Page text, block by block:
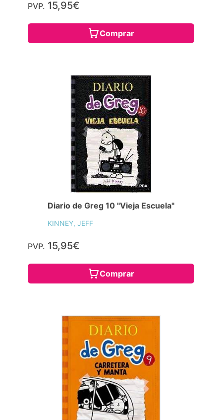
PVP. 15,95€
Comprar
Diario de Greg 10 "Vieja Escuela"
KINNEY, JEFF
PVP. 15,95€
Comprar